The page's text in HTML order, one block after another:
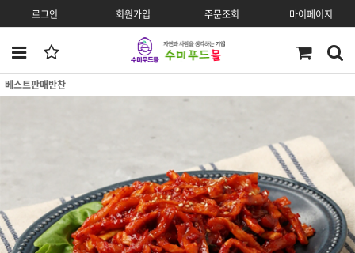
로그인 회원가입 주문조회 마이페이지
베스트판매반찬